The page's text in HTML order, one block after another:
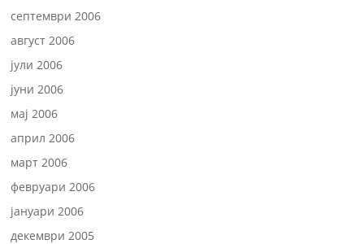
септември 2006
август 2006
јули 2006
јуни 2006
мај 2006
април 2006
март 2006
февруари 2006
јануари 2006
декември 2005